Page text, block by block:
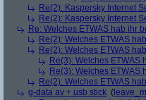
Re(2): Kaspersky Internet
Re(2): Kaspersky Internet
Re: Welches ETWAS hab ihr
Re(2): Welches ETWAS
Re(2): Welches ETWAS
Re(3): Welches ETWAS
Re(3): Welches ETWAS
Re(2): Welches ETWAS
g-data av + usb stick (